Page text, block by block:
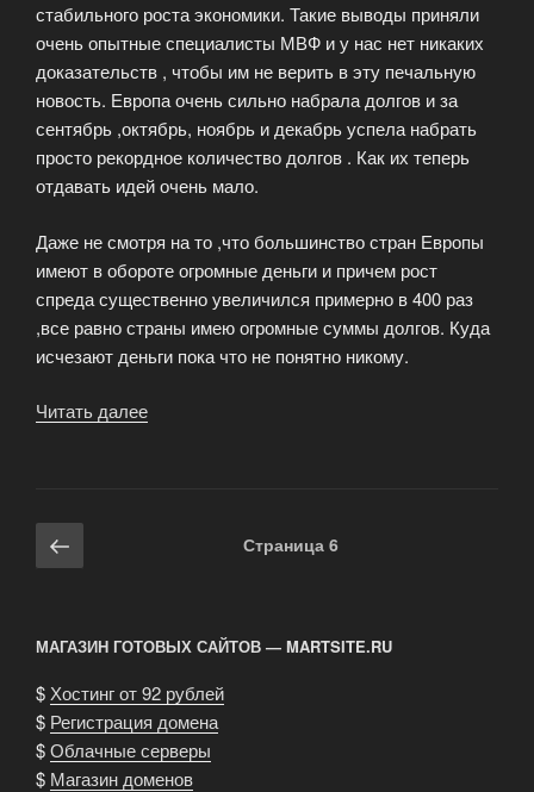
стабильного роста экономики. Такие выводы приняли
очень опытные специалисты МВФ и у нас нет никаких
доказательств , чтобы им не верить в эту печальную
новость. Европа очень сильно набрала долгов и за
сентябрь ,октябрь, ноябрь и декабрь успела набрать
просто рекордное количество долгов . Как их теперь
отдавать идей очень мало.
Даже не смотря на то ,что большинство стран Европы
имеют в обороте огромные деньги и причем рост
спреда существенно увеличился примерно в 400 раз
,все равно страны имею огромные суммы долгов. Куда
исчезают деньги пока что не понятно никому.
Читать далее
Навигация
по
Предыдущая
страница
Страница 6
МАГАЗИН ГОТОВЫХ САЙТОВ — MARTSITE.RU
$ Хостинг от 92 рублей
$ Регистрация домена
$Облачные серверы
$ Магазин доменов